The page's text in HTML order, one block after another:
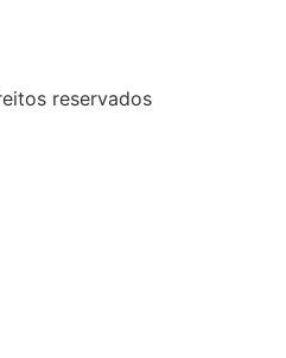
reservados